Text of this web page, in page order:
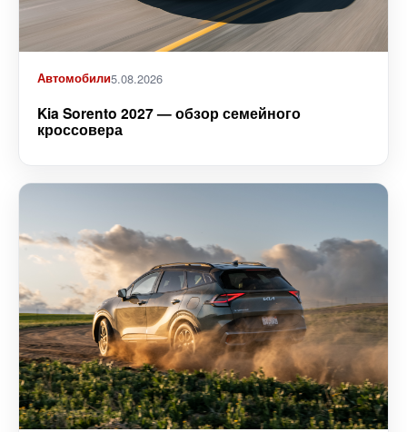
Автомобили5.08.2026
Kia Sorento 2027 — обзор семейного
кроссовера